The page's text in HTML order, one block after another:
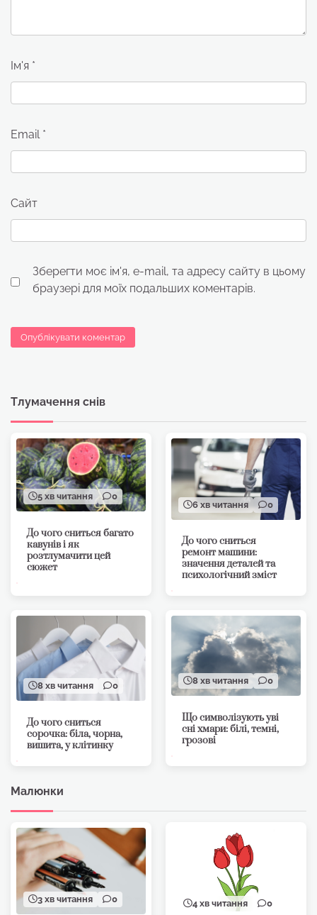
Ім'я *
Email *
Сайт
Зберегти моє ім'я, e-mail, та адресу сайту в цьому
браузері для моїх подальших коментарів.
Тлумачення снів
5 хв читання 0
До чого сниться багато
кавунів і як
розтлумачити цей
сюжет
6 хв читання 0
До чого сниться
ремонт машини:
значення деталей та
психологічний зміст
8 хв читання 0
До чого сниться
сорочка: біла, чорна,
вишита, у клітинку
8 хв читання 0
Що символізують уві
сні хмари: білі, темні,
грозові
Малюнки
3 хв читання 0 4 хв читання 0